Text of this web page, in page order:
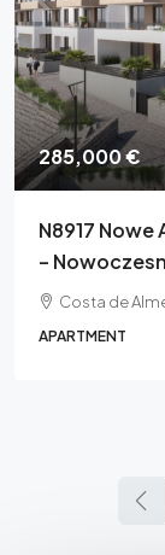
285,000 €
N8917 Nowe
–
Costa de
APARTMENT